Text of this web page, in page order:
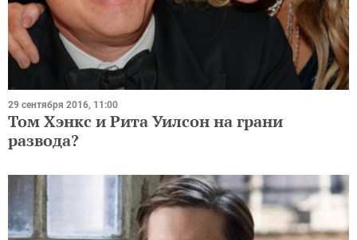
29 сентября 2016, 11:00
Том Хэнкс и Рита Уилсон на грани
развода?